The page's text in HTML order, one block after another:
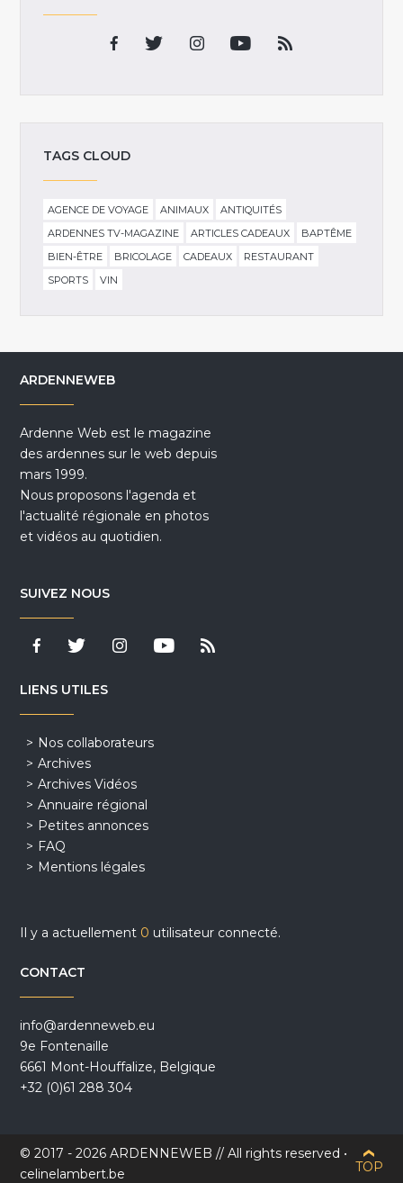
TAGS CLOUD
AGENCE DE VOYAGE ANIMAUX
ANTIQUITÉS
ARDENNES TV-MAGAZINE
ARTICLES CADEAUX
BAPTÊME
BIEN-ÊTRE
BRICOLAGE CADEAUX
RESTAURANT
SPORTS
VIN
ARDENNEWEB
Ardenne Web est le magazine
des ardennes sur le web depuis
mars 1999.
Nous proposons l'agenda et
l'actualité régionale en photos
et vidéos au quotidien.
SUIVEZ NOUS
LIENS UTILES
Nos collaborateurs
Archives
Archives Vidéos
Annuaire régional
Petites annonces
FAQ
Mentions légales
Il y a actuellement 0 utilisateur connecté.
CONTACT
info@ardenneweb.eu
9e Fontenaille
6661 Mont-Houffalize, Belgique
+32 (0)61 288 304
© 2017 - 2026 ARDENNEWEB // All rights reserved •
celinelambert.be
TOP